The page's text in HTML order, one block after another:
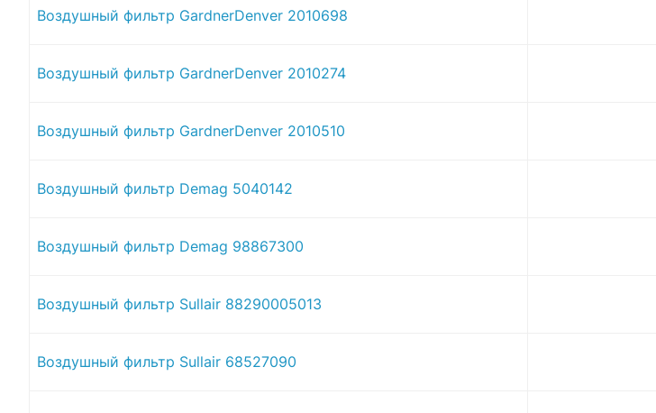
Воздушный фильтр GardnerDenver 2010698
Воздушный фильтр GardnerDenver 2010274
Воздушный фильтр GardnerDenver 2010510
Воздушный фильтр Demag 5040142
Воздушный фильтр Demag 98867300
Воздушный фильтр Sullair 88290005013
Воздушный фильтр Sullair 68527090